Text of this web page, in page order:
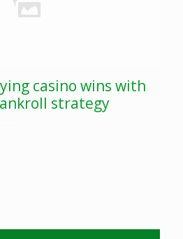
casino wins with
strategy